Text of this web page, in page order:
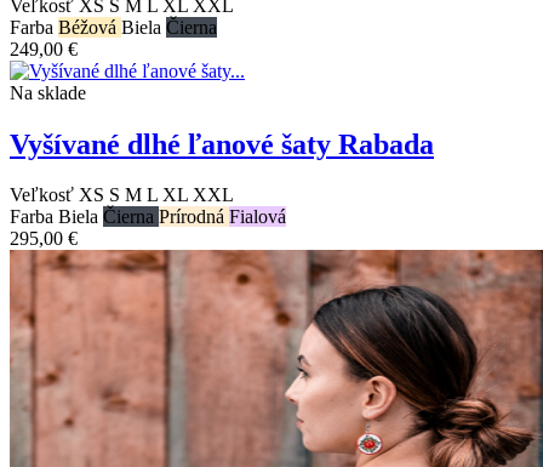
Veľkosť XS S M L XL XXL
Farba Béžová Biela Čierna
249,00 €
Na sklade
Vyšívané dlhé ľanové šaty Rabada
Veľkosť XS S M L XL XXL
Farba Biela Čierna Prírodná Fialová
295,00 €